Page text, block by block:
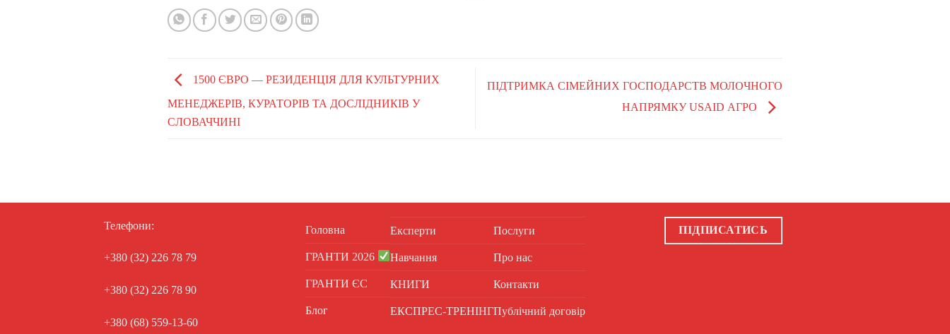
1500 ЄВРО — РЕЗИДЕНЦІЯ ДЛЯ КУЛЬТУРНИХ
МЕНЕДЖЕРІВ, КУРАТОРІВ ТА ДОСЛІДНИКІВ У
СЛОВАЧЧИНІ
ПІДТРИМКА СІМЕЙНИХ ГОСПОДАРСТВ МОЛОЧНОГО
НАПРЯМКУ USAID АГРО
Телефони:
+380 (32) 226 78 79
+380 (32) 226 78 90
+380 (68) 559-13-60
Головна
ГРАНТИ 2026
ГРАНТИ ЄС
Блог
Експерти
Навчання
КНИГИ
ЕКСПРЕС-ТРЕНІНГ
Послуги
Про нас
Контакти
Публічний договір
ПІДПИСАТИСЬ